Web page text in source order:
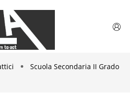
Scuola Secondaria II Grado